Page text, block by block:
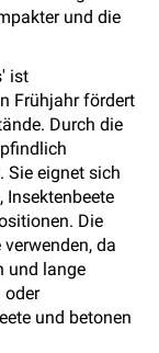
und die
ist
Frühjahr fördert
Durch die
Sie eignet sich
Insektenbeete
Die
da
und lange
oder
und betonen